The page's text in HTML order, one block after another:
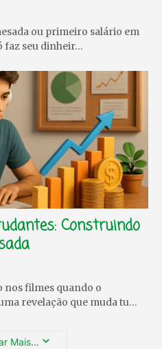
ou primeiro salário em
faz seu dinheir…
Construindo
nos filmes quando o
revelação que muda tu…
Mais...